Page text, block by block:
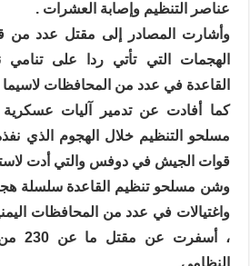
عناصر التنظيم وإصابة العشرات .
وأشارت المصادر إلى مقتل عدد من
الهجمات التي تأتي ردا على
القاعدة في عدد من المحافظات لاسيما
كما أفادت عن تدمير آليات
مسلحو التنظيم خلال الهجوم الذي
قوات الجيش في دوفس والتي أدت لاستشهاد 183
وشن مسلحو تنظيم القاعدة سلسلة
واغتيالات في عدد من المحافظات
،